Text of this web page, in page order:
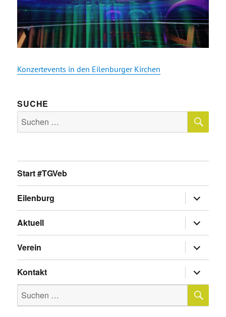
Konzertevents in den Eilenburger Kirchen
SUCHE
Suche
nach:
Start #TGVeb
Eilenburg
anzeigen
Aktuell
anzeigen
Verein
anzeigen
Kontakt
anzeigen
Suche
nach: